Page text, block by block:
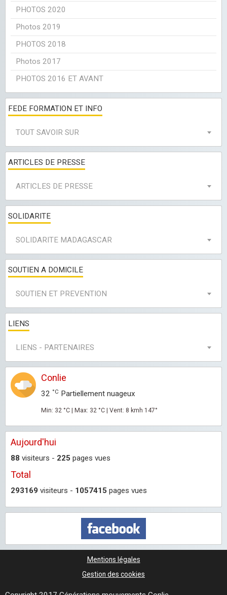
PHOTOS 2020
Photos 2019
PHOTOS 2018
Photos 2017
PHOTOS 2016 ET AVANT
FEDE FORMATION ET INFO
TOUT SAVOIR SUR
ARTICLES DE PRESSE
ARTICLES DE PRESSE
SOLIDARITE
SOLIDARITE MADAGASCAR
SOUTIEN A DOMICILE
SOUTIEN ET PREVENTION
LIENS
LIENS - PARTENAIRES
Conlie
32 °C Partiellement nuageux
Min: 32 °C | Max: 32 °C | Vent: 8 kmh 147°
Aujourd'hui
88 visiteurs - 225 pages vues
Total
293169 visiteurs - 1057415 pages vues
Mentions légales
Gestion des cookies